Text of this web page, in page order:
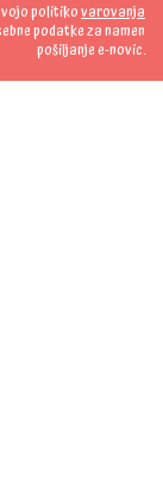
politikovarovanja
podatke za namen
pošiljanje e-novic.